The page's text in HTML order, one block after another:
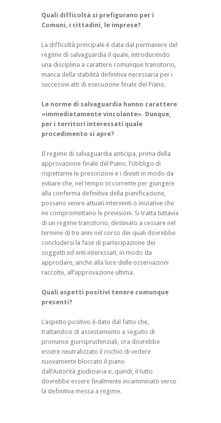
Quali difficoltà si prefigurano per i
Comuni, i cittadini, le imprese?
La difficoltà principale è data dal permanere del
regime di salvaguardia il quale, introducendo
una disciplina a carattere comunque transitorio,
manca della stabilità definitiva necessaria per i
successivi atti di esecuzione finale del Piano.
Le norme di salvaguardia hanno carattere
«immediatamente vincolante». Dunque,
per i territori interessati quale
procedimento si apre?
Il regime di salvaguardia anticipa, prima della
approvazione finale del Piano, l’obbligo di
rispettarne le prescrizioni e i divieti in modo da
evitare che, nel tempo occorrente per giungere
alla conferma definitiva della pianificazione,
possano venire attuati interventi o iniziative che
ne compromettano le previsioni. Si tratta tuttavia
di un regime transitorio, destinato a cessare nel
termine di tre anni nel corso dei quali dovrebbe
concludersi la fase di partecipazione dei
soggetti ed enti interessati, in modo da
approdare, anche alla luce delle osservazioni
raccolte, all’approvazione ultima.
Quali aspetti positivi tenere comunque
presenti?
L’aspetto positivo è dato dal fatto che,
trattandosi di assestamento a seguito di
pronunce giurisprudenziali, ora dovrebbe
essere neutralizzato il rischio di vedere
nuovamente bloccato il piano
dall’Autorità giudiziaria e, quindi, il tutto
dovrebbe essere finalmente incamminato verso
la definitiva messa a regime.